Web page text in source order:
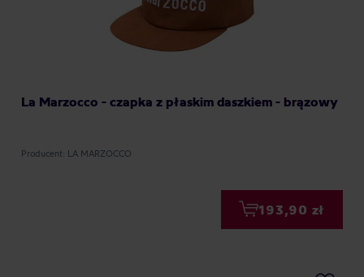
La Marzocco - czapka z płaskim daszkiem - brązowy
Producent: LA MARZOCCO
193,90 zł